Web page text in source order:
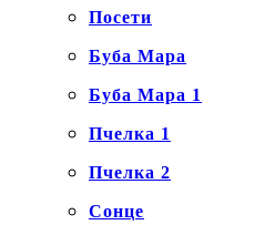
Посети
Буба Мара
Буба Мара 1
Пчелка 1
Пчелка 2
Сонце